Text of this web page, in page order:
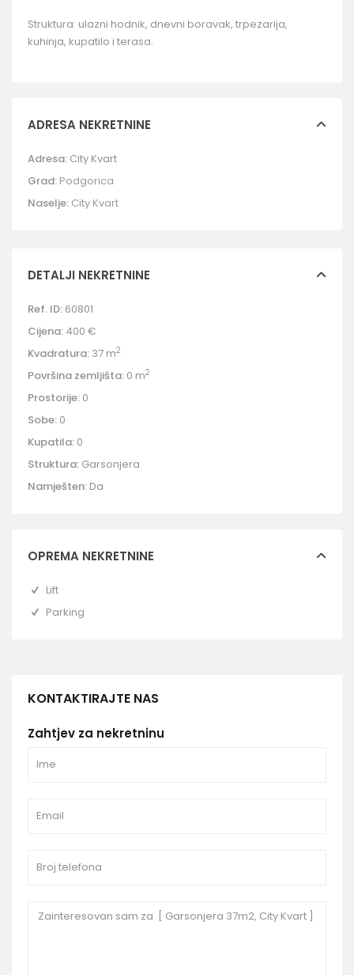
Struktura: ulazni hodnik, dnevni boravak, trpezarija,
kuhinja, kupatilo i terasa.
ADRESA NEKRETNINE
Adresa: City Kvart
Grad: Podgorica
Naselje: City Kvart
DETALJI NEKRETNINE
Ref. ID: 60801
Cijena: 400 €
Kvadratura: 37 m2
Površina zemljišta: 0 m2
Prostorije: 0
Sobe: 0
Kupatila: 0
Struktura: Garsonjera
Namješten: Da
OPREMA NEKRETNINE
Lift
Parking
KONTAKTIRAJTE NAS
Zahtjev za nekretninu